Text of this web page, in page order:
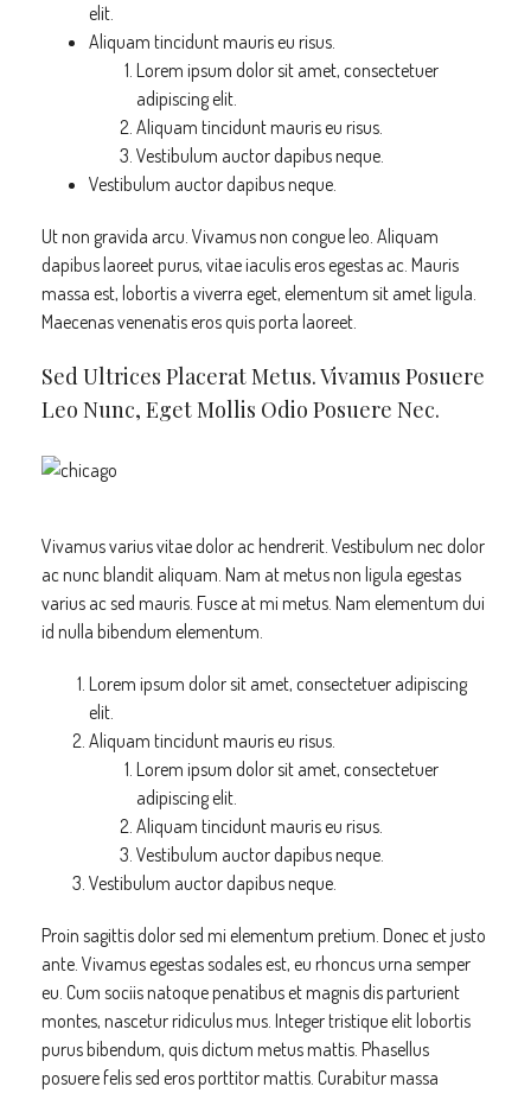
elit.
Aliquam tincidunt mauris eu risus.
Lorem ipsum dolor sit amet, consectetuer
adipiscing elit.
Aliquam tincidunt mauris eu risus.
Vestibulum auctor dapibus neque.
Vestibulum auctor dapibus neque.
Ut non gravida arcu. Vivamus non congue leo. Aliquam
dapibus laoreet purus, vitae iaculis eros egestas ac. Mauris
massa est, lobortis a viverra eget, elementum sit amet ligula.
Maecenas venenatis eros quis porta laoreet.
Sed Ultrices Placerat Metus. Vivamus Posuere
Leo Nunc, Eget Mollis Odio Posuere Nec.
Vivamus varius vitae dolor ac hendrerit. Vestibulum nec dolor
ac nunc blandit aliquam. Nam at metus non ligula egestas
varius ac sed mauris. Fusce at mi metus. Nam elementum dui
id nulla bibendum elementum.
Lorem ipsum dolor sit amet, consectetuer adipiscing
elit.
Aliquam tincidunt mauris eu risus.
Lorem ipsum dolor sit amet, consectetuer
adipiscing elit.
Aliquam tincidunt mauris eu risus.
Vestibulum auctor dapibus neque.
Vestibulum auctor dapibus neque.
Proin sagittis dolor sed mi elementum pretium. Donec et justo
ante. Vivamus egestas sodales est, eu rhoncus urna semper
eu. Cum sociis natoque penatibus et magnis dis parturient
montes, nascetur ridiculus mus. Integer tristique elit lobortis
purus bibendum, quis dictum metus mattis. Phasellus
posuere felis sed eros porttitor mattis. Curabitur massa